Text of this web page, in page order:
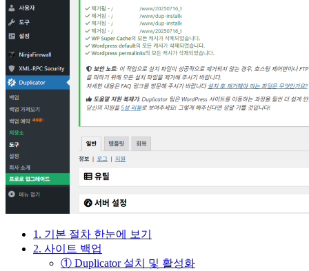
1. 기본 절차 한눈에 보기
2. 사이트 백업
① Duplicator 설치 및 활성화